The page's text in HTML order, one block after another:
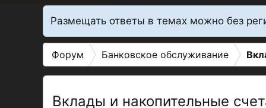
Размещать ответы в темах можно без
Форум Банковское обслуживание
Вклады и накопительные